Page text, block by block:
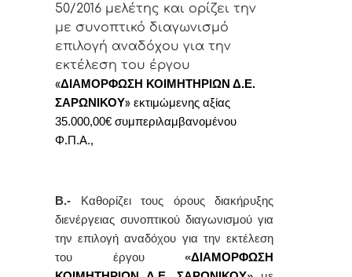
50/2016 μελέτης και ορίζει την
με συνοπτικό διαγωνισμό
επιλογή αναδόχου για την
εκτέλεση του έργου
«ΔΙΑΜΟΡΦΩΣΗ ΚΟΙΜΗΤΗΡΙΩΝ Δ.Ε.
ΣΑΡΩΝΙΚΟΥ» εκτιμώμενης αξίας
35.000,00€ συμπεριλαμβανομένου
Φ.Π.Α.,
Β.- Καθορίζει τους όρους διακήρυξης
διενέργειας συνοπτικού διαγωνισμού για
την επιλογή αναδόχου για την εκτέλεση
του έργου «ΔΙΑΜΟΡΦΩΣΗ